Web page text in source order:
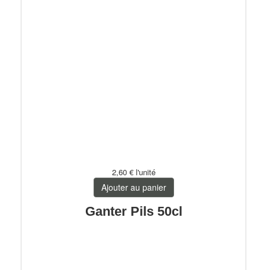
2,60 € l'unité
Ajouter au panier
Ganter Pils 50cl